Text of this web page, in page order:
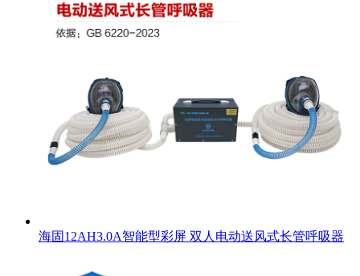
海固12AH3.0A智能型彩屏 双人电动送风式长管呼吸器